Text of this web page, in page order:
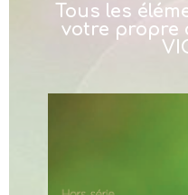
Tous les
votre propre